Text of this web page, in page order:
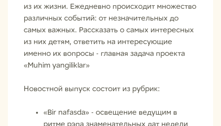
из их жизни. Ежедневно происходит множество
различных событий: от незначительных до
самых важных. Рассказать о самых интересных
из них детям, ответить на интересующие
именно их вопросы - главная задача проекта
«Muhim yangiliklar»
Новостной выпуск состоит из рубрик:
«Bir nafasda» - освещение ведущим в
ритме рэпа знаменательных дат недели